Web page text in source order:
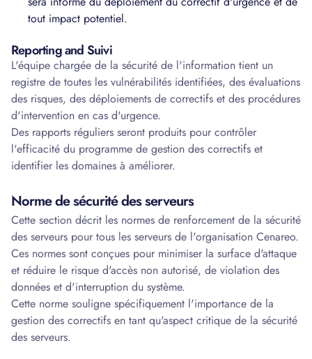
tout impact potentiel.
Reporting and Suivi
L'équipe chargée de la sécurité de l'information tient un
registre de toutes les vulnérabilités identifiées, des évaluations
des risques, des déploiements de correctifs et des procédures
d'intervention en cas d'urgence.
Des rapports réguliers seront produits pour contrôler
l'efficacité du programme de gestion des correctifs et
identifier les domaines à améliorer.
Norme de sécurité des serveurs
Cette section décrit les normes de renforcement de la sécurité
des serveurs pour tous les serveurs de l'organisation Cenareo.
Ces normes sont conçues pour minimiser la surface d'attaque
et réduire le risque d'accès non autorisé, de violation des
données et d'interruption du système.
Cette norme souligne spécifiquement l'importance de la
gestion des correctifs en tant qu'aspect critique de la sécurité
des serveurs.